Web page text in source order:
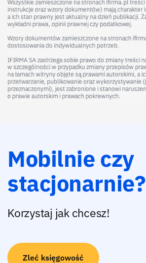
Mobilnie czy
stacjonarnie?
Korzystaj jak chcesz!
Zleć księgowość